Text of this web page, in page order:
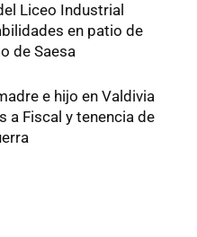
Liceo Industrial
en patio de
de Saesa
e hijo en Valdivia
a Fiscal y tenencia de